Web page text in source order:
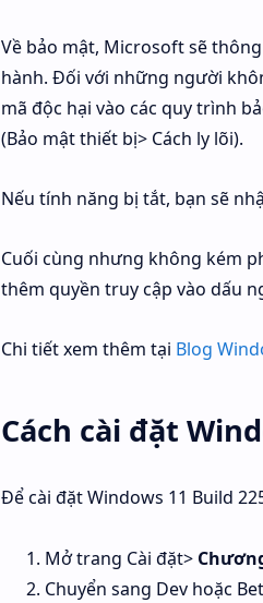
Về bảo mật, Microsoft sẽ
hành. Đối với những người
mã độc hại vào các quy trình
(Bảo mật thiết bị> Cách ly lõi).
Nếu tính năng bị tắt, bạn sẽ
Cuối cùng nhưng không kém
thêm quyền truy cập vào dấu
Chi tiết xem thêm tại Blog
Cách cài đặt
Để cài đặt Windows 11 Build
Mở trang Cài đặt>
Chuyển sang Dev hoặc